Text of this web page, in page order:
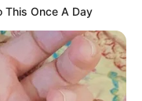
This Once A Day